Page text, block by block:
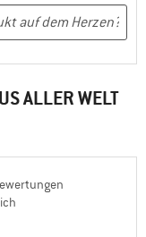
ALLER WELT